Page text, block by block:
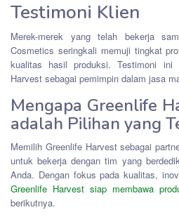
Testimoni Klien
Merek-merek yang telah bekerja
Cosmetics seringkali memuji tingkat
kualitas hasil produksi. Testimoni ini
Harvest sebagai pemimpin dalam jasa
Mengapa Greenlife
adalah Pilihan yang
Memilih Greenlife Harvest sebagai
untuk bekerja dengan tim yang
Anda. Dengan fokus pada kualitas,
Greenlife Harvest siap membawa
berikutnya.